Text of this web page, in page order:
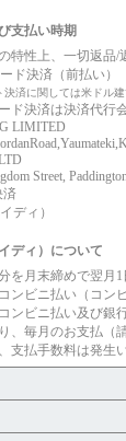
支払い時期
特性上、一切返品/
ド決済（前払い）
済に関しては米ドル
ド決済は決済代行
LIMITED
Street,
済
ディ）
ディ）について
を月末締めで翌月
ンビニ払い（コン
ンビニ払い及び銀
、毎月のお支払（
支払手数料は発生